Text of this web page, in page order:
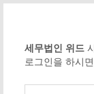
세무법인 위드
로그인을 하시